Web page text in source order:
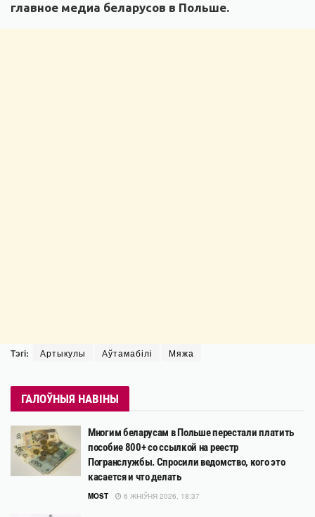
главное медиа беларусов в Польше.
Тэгі: Артыкулы Аўтамабілі Мяжа
ГАЛОЎНЫЯ НАВІНЫ
Многим беларусам в Польше перестали платить
пособие 800+ со ссылкой на реестр
Погранслужбы. Спросили ведомство, кого это
касается и что делать
MOST 6 ЖНІЎНЯ 2026, 18:37